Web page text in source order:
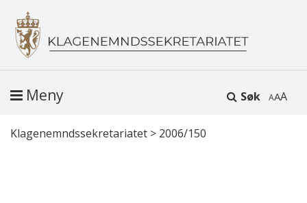
Søk A
Meny
Klagenemndssekretariatet > 2006/150